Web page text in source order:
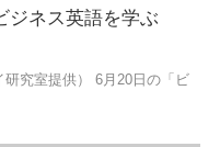
ジネス英語を学ぶ
究室提供） 6月20日の「ビ